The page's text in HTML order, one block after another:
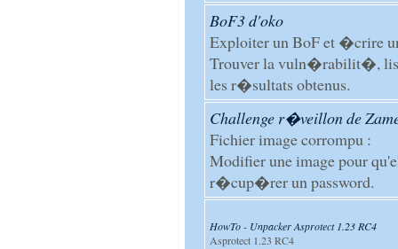
BoF3 d'oko
Exploiter un BoF et �crire
Trouver la vuln�rabilit�,
les r�sultats obtenus.
Challenge r�veillon de
Fichier image corrompu :
Modifier une image pour
r�cup�rer un password.
HowTo - Unpacker Asprotect 1.23 RC4
Asprotect 1.23 RC4